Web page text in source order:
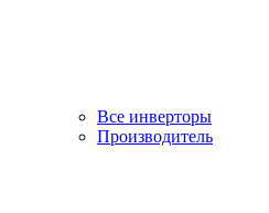
Все инверторы
Производитель